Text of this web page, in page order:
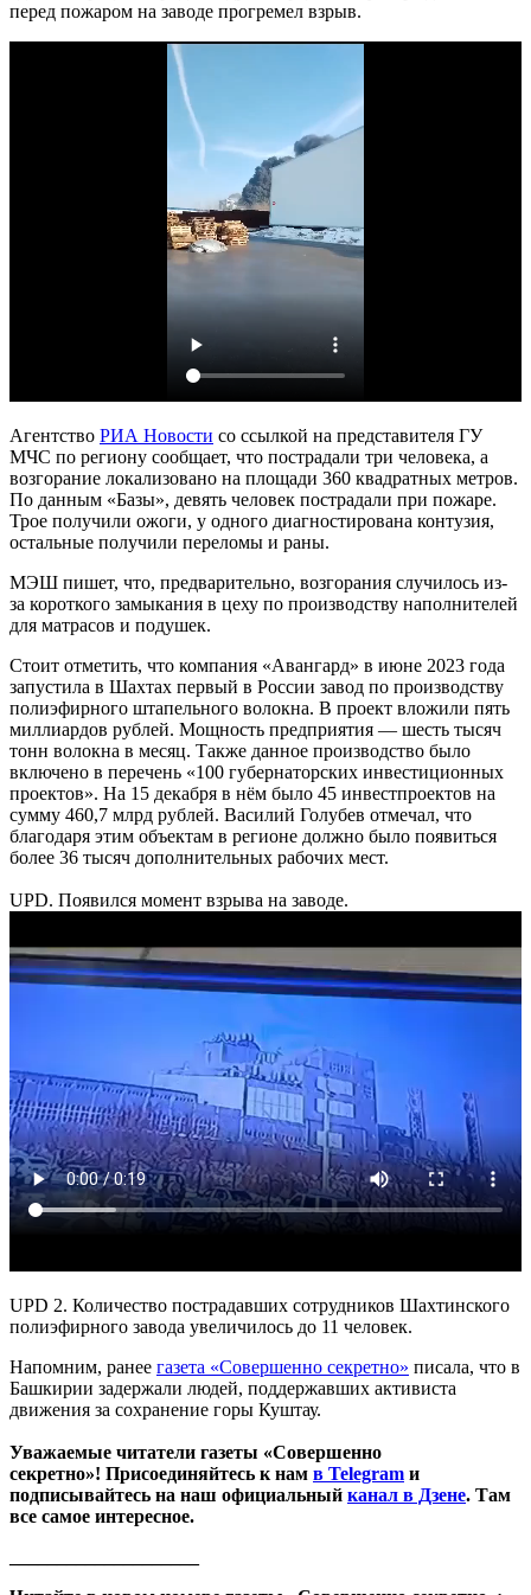
перед пожаром на заводе прогремел взрыв.
Агентство РИА Новости со ссылкой на представителя ГУ
МЧС по региону сообщает, что пострадали три человека, а
возгорание локализовано на площади 360 квадратных метров.
По данным «Базы», девять человек пострадали при пожаре.
Трое получили ожоги, у одного диагностирована контузия,
остальные получили переломы и раны.
МЭШ пишет, что, предварительно, возгорания случилось из-
за короткого замыкания в цеху по производству наполнителей
для матрасов и подушек.
Стоит отметить, что компания «Авангард» в июне 2023 года
запустила в Шахтах первый в России завод по производству
полиэфирного штапельного волокна. В проект вложили пять
миллиардов рублей. Мощность предприятия — шесть тысяч
тонн волокна в месяц. Также данное производство было
включено в перечень «100 губернаторских инвестиционных
проектов». На 15 декабря в нём было 45 инвестпроектов на
сумму 460,7 млрд рублей. Василий Голубев отмечал, что
благодаря этим объектам в регионе должно было появиться
более 36 тысяч дополнительных рабочих мест.
UPD. Появился момент взрыва на заводе.
UPD 2. Количество пострадавших сотрудников Шахтинского
полиэфирного завода увеличилось до 11 человек.
Напомним, ранее газета «Совершенно секретно» писала, что в
Башкирии задержали людей, поддержавших активиста
движения за сохранение горы Куштау.
Уважаемые читатели газеты «Совершенно
секретно»! Присоединяйтесь к нам в Telegram и
подписывайтесь на наш официальный канал в Дзене. Там
все самое интересное.